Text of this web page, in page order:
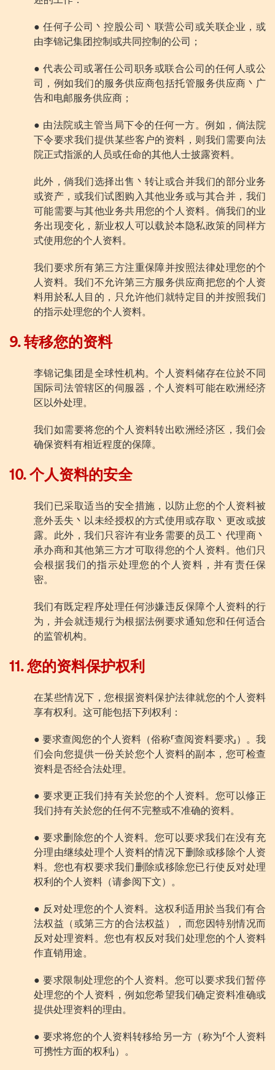
● 任何子公司丶控股公司丶联营公司或关联企业，或
由李锦记集团控制或共同控制的公司；
● 代表公司或署任公司职务或联合公司的任何人或公
司，例如我们的服务供应商包括托管服务供应商丶广
告和电邮服务供应商；
● 由法院或主管当局下令的任何一方。例如，倘法院
下令要求我们提供某些客户的资料，则我们需要向法
院正式指派的人员或任命的其他人士披露资料。
此外，倘我们选择出售丶转让或合并我们的部分业务
或资产，或我们试图购入其他业务或与其合并，我们
可能需要与其他业务共用您的个人资料。倘我们的业
务出现变化，新业权人可以载於本隐私政策的同样方
式使用您的个人资料。
我们要求所有第三方注重保障并按照法律处理您的个
人资料。我们不允许第三方服务供应商把您的个人资
料用於私人目的，只允许他们就特定目的并按照我们
的指示处理您的个人资料。
9. 转移您的资料
李锦记集团是全球性机构。个人资料储存在位於不同
国际司法管辖区的伺服器，个人资料可能在欧洲经济
区以外处理。
我们如需要将您的个人资料转出欧洲经济区，我们会
确保资料有相近程度的保障。
10. 个人资料的安全
我们已采取适当的安全措施，以防止您的个人资料被
意外丢失丶以未经授权的方式使用或存取丶更改或披
露。此外，我们只容许有业务需要的员工丶代理商丶
承办商和其他第三方才可取得您的个人资料。他们只
会根据我们的指示处理您的个人资料，并有责任保
密。
我们有既定程序处理任何涉嫌违反保障个人资料的行
为，并会就违规行为根据法例要求通知您和任何适合
的监管机构。
11. 您的资料保护权利
在某些情况下，您根据资料保护法律就您的个人资料
享有权利。这可能包括下列权利：
● 要求查阅您的个人资料（俗称「查阅资料要求」）。我
们会向您提供一份关於您个人资料的副本，您可检查
资料是否经合法处理。
● 要求更正我们持有关於您的个人资料。您可以修正
我们持有关於您的任何不完整或不准确的资料。
● 要求删除您的个人资料。您可以要求我们在没有充
分理由继续处理个人资料的情况下删除或移除个人资
料。您也有权要求我们删除或移除您已行使反对处理
权利的个人资料（请参阅下文）。
● 反对处理您的个人资料。这权利适用於当我们有合
法权益（或第三方的合法权益），而您因特别情况而
反对处理资料。您也有权反对我们处理您的个人资料
作直销用途。
● 要求限制处理您的个人资料。您可以要求我们暂停
处理您的个人资料，例如您希望我们确定资料准确或
提供处理资料的理由。
● 要求将您的个人资料转移给另一方（称为「个人资料
可携性方面的权利」）。